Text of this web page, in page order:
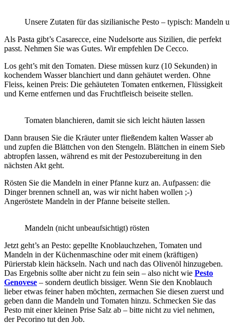
Unsere Zutaten für das sizilianische Pesto – typisch: Mandeln
Als Pasta gibt’s Casarecce, eine Nudelsorte aus Sizilien, die perfekt
passt. Nehmen Sie was Gutes. Wir empfehlen De Cecco.
Los geht’s mit den Tomaten. Diese müssen kurz (10 Sekunden) in
kochendem Wasser blanchiert und dann gehäutet werden. Ohne
Fleiss, keinen Preis: Die gehäuteten Tomaten entkernen, Flüssigkeit
und Kerne entfernen und das Fruchtfleisch beiseite stellen.
Tomaten blanchieren, damit sie sich leicht häuten lassen
Dann brausen Sie die Kräuter unter fließendem kalten Wasser ab
und zupfen die Blättchen von den Stengeln. Blättchen in einem Sieb
abtropfen lassen, während es mit der Pestozubereitung in den
nächsten Akt geht.
Rösten Sie die Mandeln in einer Pfanne kurz an. Aufpassen: die
Dinger brennen schnell an, was wir nicht haben wollen ;-)
Angeröstete Mandeln in der Pfanne beiseite stellen.
Mandeln (nicht unbeaufsichtigt) rösten
Jetzt geht’s an Pesto: gepellte Knoblauchzehen, Tomaten und
Mandeln in der Küchenmaschine oder mit einem (kräftigen)
Pürierstab klein häckseln. Nach und nach das Olivenöl hinzugeben.
Das Ergebnis sollte aber nicht zu fein sein – also nicht wie Pesto
Genovese – sondern deutlich bissiger. Wenn Sie den Knoblauch
lieber etwas feiner haben möchten, zermachen Sie diesen zuerst und
geben dann die Mandeln und Tomaten hinzu. Schmecken Sie das
Pesto mit einer kleinen Prise Salz ab – bitte nicht zu viel nehmen,
der Pecorino tut den Job.